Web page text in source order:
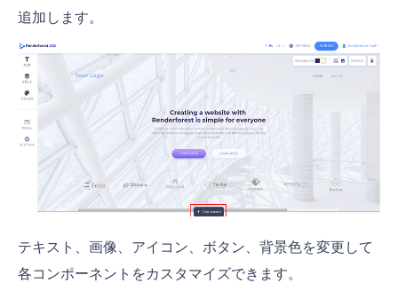
追加します。
テキスト、画像、アイコン、ボタン、背景色を変更して
各コンポーネントをカスタマイズできます。